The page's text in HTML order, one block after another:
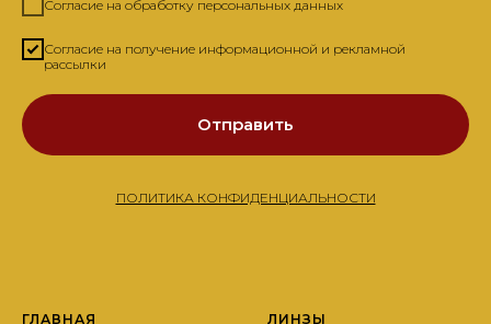
Согласие на обработку персональных данных
Согласие на получение информационной и рекламной
рассылки
Отправить
ПОЛИТИКА КОНФИДЕНЦИАЛЬНОСТИ
ГЛАВНАЯ ЛИНЗЫ